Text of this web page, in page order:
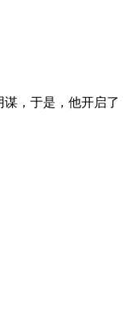
，于是，他开启了